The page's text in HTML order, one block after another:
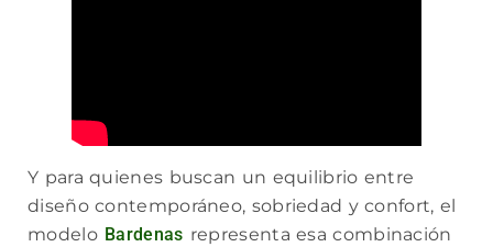
Y para quienes buscan un equilibrio entre
diseño contemporáneo, sobriedad y confort, el
modelo Bardenas representa esa combinación